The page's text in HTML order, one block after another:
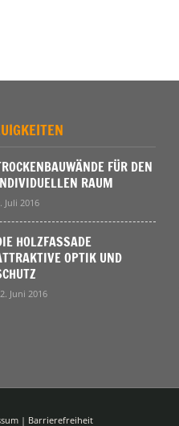
FÜR DEN
RAUM
Juli 2016
HOLZFASSADE
OPTIK UND
Juni 2016
| Barrierefreiheit